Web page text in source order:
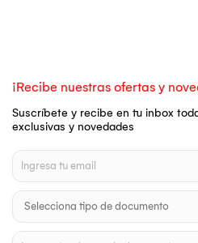
¡Recibe nuestras ofertas y
Suscríbete y recibe en tu inbox
exclusivas y novedades